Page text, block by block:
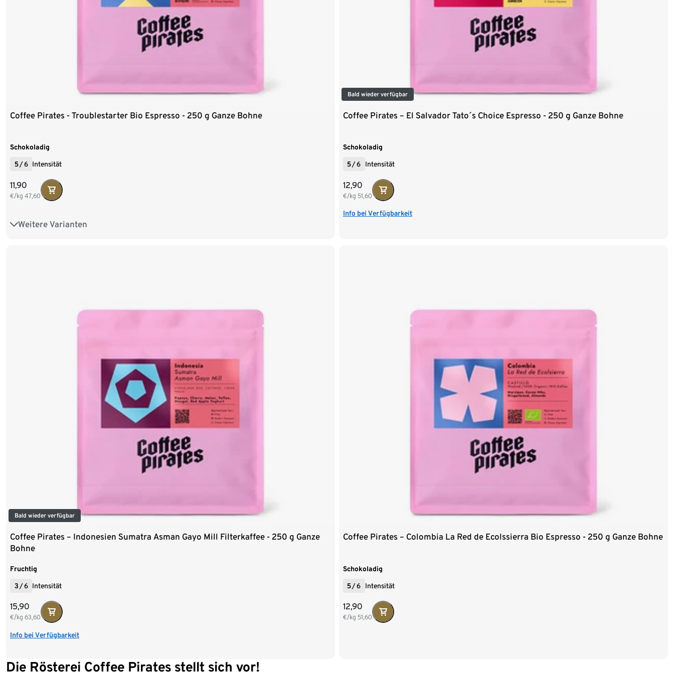
Coffee Pirates - Troublestarter Bio Espresso - 250 g Ganze Bohne
Schokoladig
5/6 Intensität
11,90
€/kg 47,60
Weitere Varianten
250 g Ganze Bohne
Bald wieder verfügbar
Coffee Pirates – El Salvador Tato´s Choice Espresso - 250 g Ganze Bohne
Schokoladig
5/6 Intensität
12,90
€/kg 51,60
Info bei Verfügbarkeit
Bald wieder verfügbar
Coffee Pirates – Indonesien Sumatra Asman Gayo Mill Filterkaffee - 250 g Ganze
Bohne
Fruchtig
3 /6 Intensität
15,90
€/kg 63,60
Info bei Verfügbarkeit
Coffee Pirates – Colombia La Red de Ecolssierra Bio Espresso - 250 g Ganze Bohne
Schokoladig
5/6 Intensität
12,90
€/kg 51,60
Die Rösterei Coffee Pirates stellt sich vor!